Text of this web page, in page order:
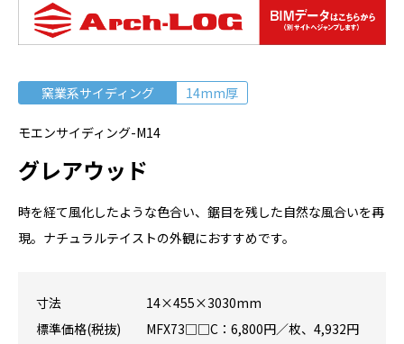
窯業系サイディング 14mm厚
モエンサイディング-M14
グレアウッド
時を経て風化したような色合い、鋸目を残した自然な風合いを再
現。ナチュラルテイストの外観におすすめです。
寸法
14×455×3030mm
標準価格(税抜)
MFX73□□C：6,800円／枚、4,932円